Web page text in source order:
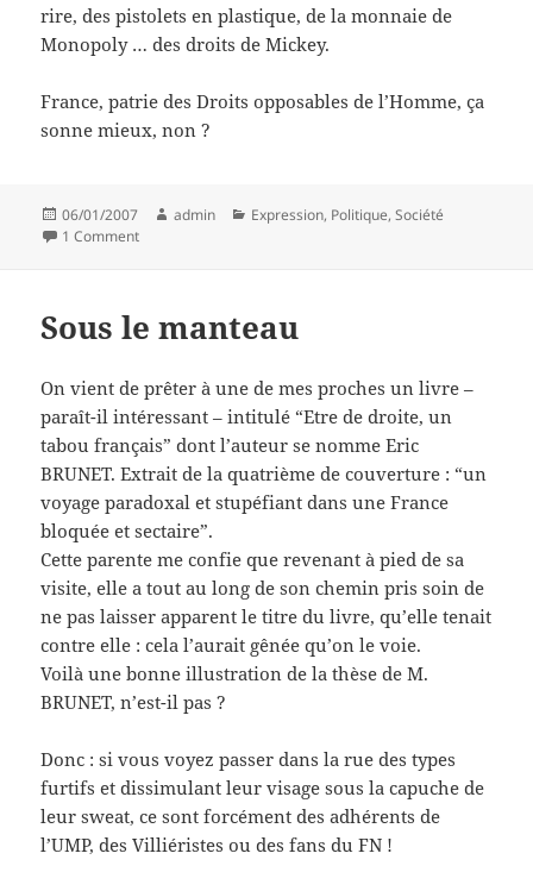
rire, des pistolets en plastique, de la monnaie de
Monopoly … des droits de Mickey.
France, patrie des Droits opposables de l’Homme, ça
sonne mieux, non ?
Posted
on
06/01/2007 Author
admin Categories
Expression, Politique,Société
1 Commenton Bravitude et soupe au cochon opposable
Sous le manteau
On vient de prêter à une de mes proches un livre –
paraît-il intéressant – intitulé “Etre de droite, un
tabou français” dont l’auteur se nomme Eric
BRUNET. Extrait de la quatrième de couverture : “un
voyage paradoxal et stupéfiant dans une France
bloquée et sectaire”.
Cette parente me confie que revenant à pied de sa
visite, elle a tout au long de son chemin pris soin de
ne pas laisser apparent le titre du livre, qu’elle tenait
contre elle : cela l’aurait gênée qu’on le voie.
Voilà une bonne illustration de la thèse de M.
BRUNET, n’est-il pas ?
Donc : si vous voyez passer dans la rue des types
furtifs et dissimulant leur visage sous la capuche de
leur sweat, ce sont forcément des adhérents de
l’UMP, des Villiéristes ou des fans du FN !